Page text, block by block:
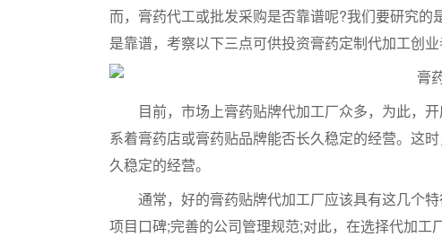
而，膏药代工或批发采购是否靠谱呢?我们要研究
是靠谱，考察以下三点可供投资膏药定制代加工创业
目前，市场上膏药贴牌代加工厂众多，为此，开
系着膏药店或膏药贴品牌能否长久稳定的经营。这
久稳定的经营。
通常，好的膏药贴牌代加工厂应该具有这几个特
项目口碑;完善的公司管理规范;对此，在选择代加